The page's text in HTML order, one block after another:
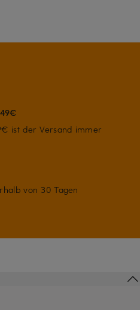
ist der Versand immer
von 30 Tagen